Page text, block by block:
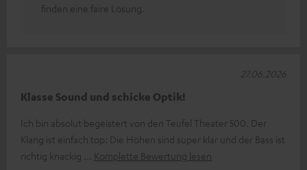
finden eine faire Lösung.
Klasse Sound und schicke Optik!
Ich bin absolut begeistert von den Teufel Theater 500. Der
Klang ist einfach top: Die Höhen sind super klar und der Bass ist
richtig knackig
Komplette Bewertung lesen
27.06.2026